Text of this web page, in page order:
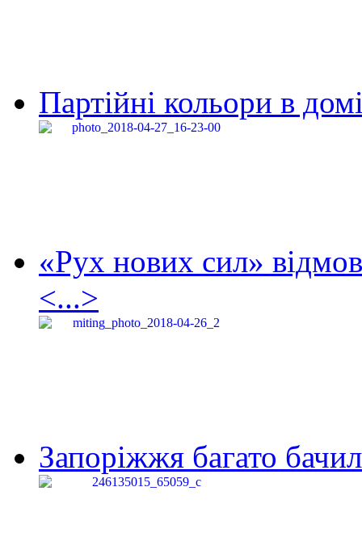
Партійні кольори в
«Рух нових сил»
<...>
Запоріжжя багато